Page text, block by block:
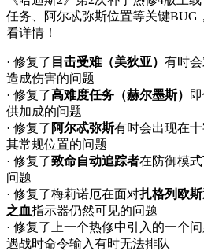
任务、阿尔忒弥斯位置等关键BUG
看详情！
· 修复了 目击受难（美狄亚） 有时
造成伤害的问题
· 修复了高难度任务（赫尔墨斯）
供加成的问题
· 修复了 阿尔忒弥斯有时会出现在
其常规位置的问题
· 修复了致命自动追踪者在防御模
问题
· 修复了梅莉诺厄在面对扎格列欧斯
之血指示器仍然可见的问题
· 修复了上一个热修中引入的一个
遇战时命令输入有时无法排队